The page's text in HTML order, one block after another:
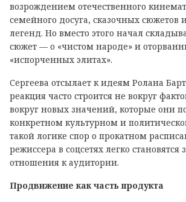
возрождением отечественного
семейного досуга, сказочных
легенд. Но вместо этого начал
сюжет — о «чистом народе» и
«испорченных элитах».
Сергеева отсылает к идеям Ролана
реакция часто строится не вокруг
вокруг новых значений, которые они
конкретном культурном и
такой логике спор о прокатном
режиссера в соцсетях легко становятся
отношения к аудитории.
Продвижение как часть продукта